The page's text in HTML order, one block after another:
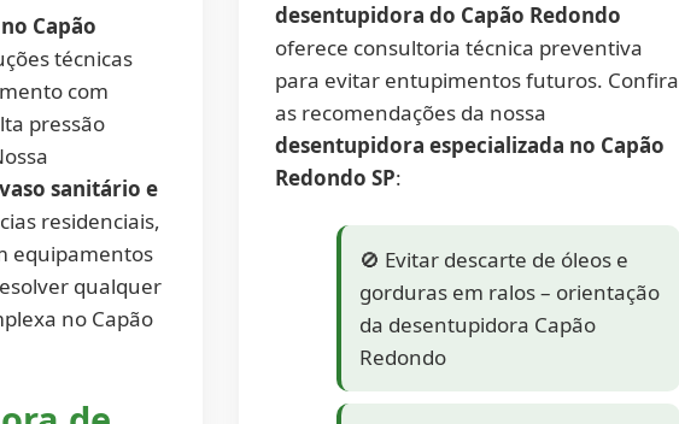
Capão
técnicas
com
pressão
sanitário e
residenciais,
equipamentos
qualquer
no Capão
desentupidora do Capão Redondo
oferece consultoria técnica preventiva
para evitar entupimentos futuros. Confira
as recomendações da nossa
desentupidora especializada no Capão
Redondo SP:
🚫 Evitar descarte de óleos e
gorduras em ralos – orientação
da desentupidora Capão
Redondo